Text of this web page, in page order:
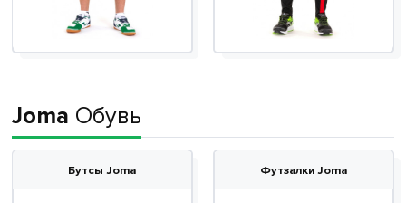
Joma Обувь
Бутсы Joma Футзалки Joma